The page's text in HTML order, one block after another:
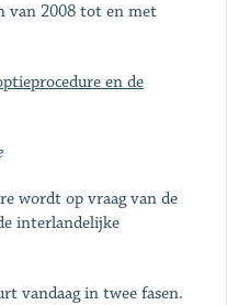
van 2008 tot en met
en de
wordt op vraag van de
interlandelijke
vandaag in twee fasen.